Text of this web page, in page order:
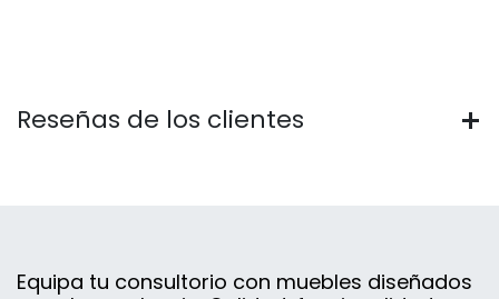
Reseñas de los clientes
Equipa tu consultorio con muebles diseñados